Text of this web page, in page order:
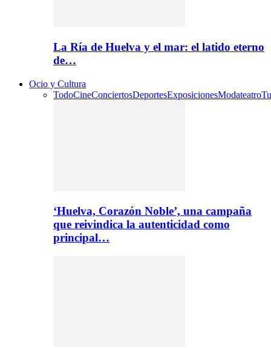
La Ría de Huelva y el mar: el latido eterno
de…
Ocio y Cultura
TodoCineConciertosDeportesExposicionesModateatro
‘Huelva, Corazón Noble’, una campaña
que reivindica la autenticidad como
principal…